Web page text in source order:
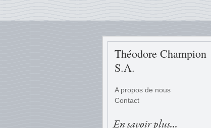
Théodore Champion
S.A.
A propos de nous
Contact
En savoir plus...